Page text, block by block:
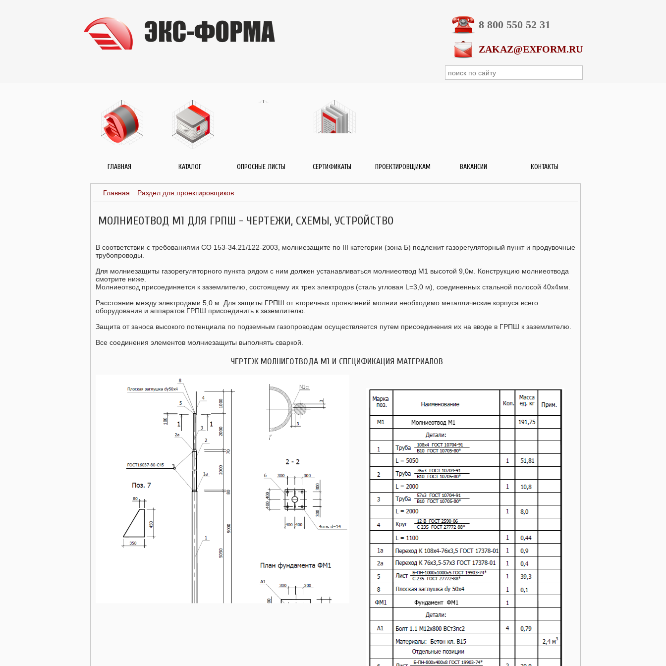
8 800 550 52 31
ZAKAZ@EXFORM.RU
ГЛАВНАЯ КАТАЛОГ ОПРОСНЫЕ ЛИСТЫ СЕРТИФИКАТЫ ПРОЕКТИРОВЩИКАМ ВАКАНСИИ КОНТАКТЫ
Главная Раздел для проектировщиков
МОЛНИЕОТВОД М1 ДЛЯ ГРПШ - ЧЕРТЕЖИ, СХЕМЫ, УСТРОЙСТВО
В соответствии с требованиями СО 153-34.21/122-2003, молниезащите по III категории (зона Б) подлежит газорегуляторный пункт и продувочные
трубопроводы.
Для молниезащиты газорегуляторного пункта рядом с ним должен устанавливаться молниеотвод М1 высотой 9,0м. Конструкцию молниеотвода
смотрите ниже.
Молниеотвод присоединяется к заземлителю, состоящему их трех электродов (сталь угловая L=3,0 м), соединенных стальной полосой 40х4мм.
Расстояние между электродами 5,0 м. Для защиты ГРПШ от вторичных проявлений молнии необходимо металлические корпуса всего
оборудования и аппаратов ГРПШ присоединить к заземлителю.
Защита от заноса высокого потенциала по подземным газопроводам осуществляется путем присоединения их на вводе в ГРПШ к заземлителю.
Все соединения элементов молниезащиты выполнять сваркой.
ЧЕРТЕЖ МОЛНИЕОТВОДА М1 И СПЕЦИФИКАЦИЯ МАТЕРИАЛОВ